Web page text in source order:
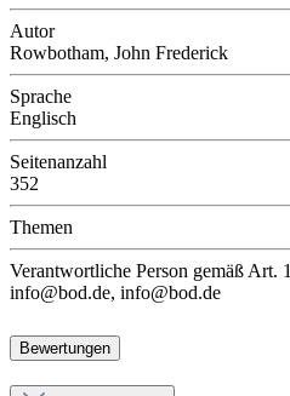
Autor
Rowbotham, John Frederick
Sprache
Englisch
Seitenanzahl
352
Themen
Verantwortliche Person gemäß Art.
info@bod.de, info@bod.de
Bewertungen